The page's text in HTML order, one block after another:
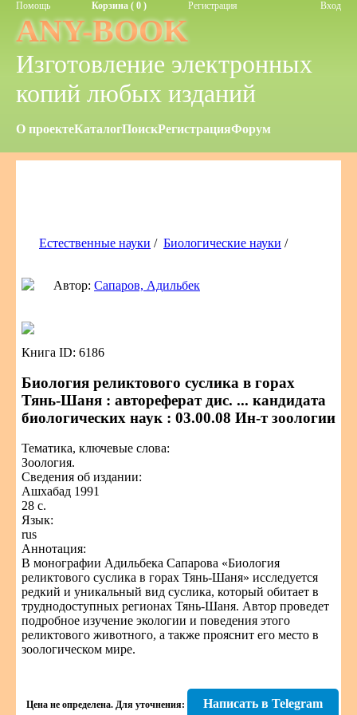
Помощь Корзина ( 0 ) Регистрация Вход
ANY-BOOK
Изготовление электронных
копий любых изданий
О проектеКаталогПоискРегистрацияФорум
Естественные науки / Биологические науки /
Автор: Сапаров, Адильбек
Книга ID: 6186
Биология реликтового суслика в горах
Тянь-Шаня : автореферат дис. ... кандидата
биологических наук : 03.00.08 Ин-т зоологии
Тематика, ключевые слова:
Зоология.
Сведения об издании:
Ашхабад 1991
28 с.
Язык:
rus
Аннотация:
В монографии Адильбека Сапарова «Биология
реликтового суслика в горах Тянь-Шаня» исследуется
редкий и уникальный вид суслика, который обитает в
труднодоступных регионах Тянь-Шаня. Автор проведет
подробное изучение экологии и поведения этого
реликтового животного, а также прояснит его место в
зоологическом мире.
Цена не определена. Для уточнения: Написать в Telegram